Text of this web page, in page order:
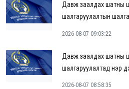
Давж заалдах шатны
шалгаруулалтын
2026-08-07 09:03:22
Давж заалдах шатны
шалгаруулалтад нэр
2026-08-07 08:58:35